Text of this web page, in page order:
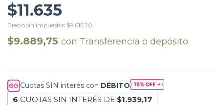
$11.635
Precio sin impuestos $9.615,70
$9.889,75 con Transferencia o depósito
Cuotas SIN interés con DÉBITO
6 CUOTAS SIN INTERÉS DE $1.939,17